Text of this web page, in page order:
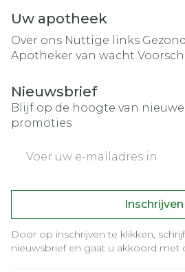
Uw apotheek
Over ons Nuttige links
Apotheker van wacht
Nieuwsbrief
Blijf op de hoogte van
promoties
Inschrijven
Door op inschrijven te klikken,
nieuwsbrief en gaat u akkoord met